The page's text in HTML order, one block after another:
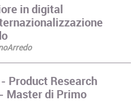
in digital
Product Research
Master di Primo